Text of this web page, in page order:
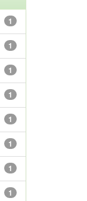
1
1
1
1
1
1
1
1